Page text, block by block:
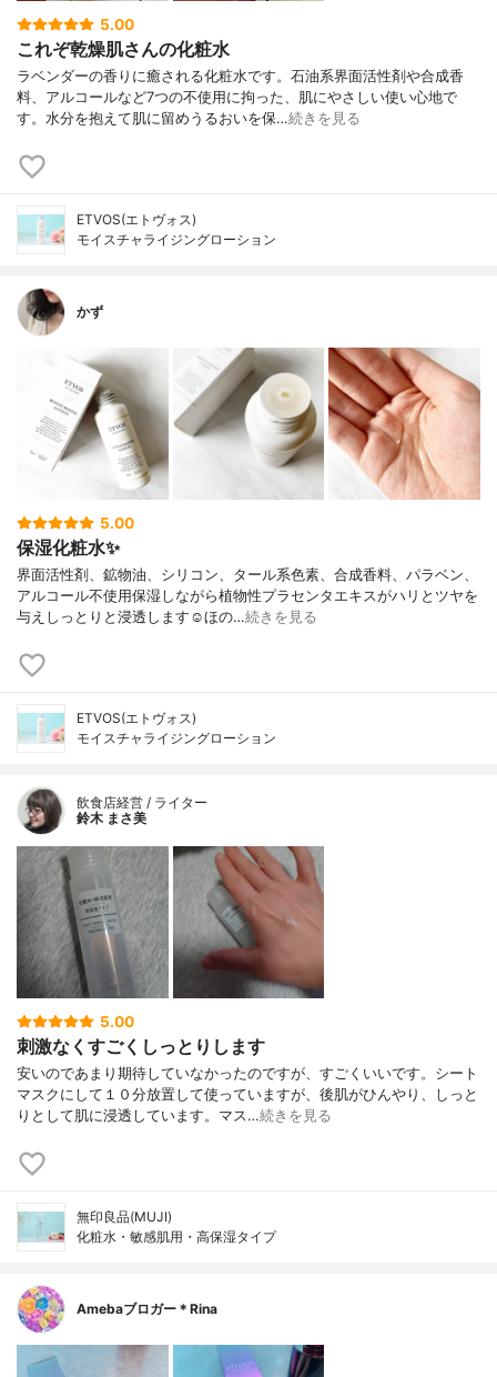
5.00
これぞ乾燥肌さんの化粧水
ラベンダーの香りに癒される化粧水です。石油系界面活性剤や合成香
料、アルコールなど7つの不使用に拘った、肌にやさしい使い心地で
す。水分を抱えて肌に留めうるおいを保…続きを見る
ETVOS(エトヴォス)
モイスチャライジングローション
かず
5.00
保湿化粧水✨
界面活性剤、鉱物油、シリコン、タール系色素、合成香料、パラベン、
アルコール不使用保湿しながら植物性プラセンタエキスがハリとツヤを
与えしっとりと浸透します☺︎ほの…続きを見る
ETVOS(エトヴォス)
モイスチャライジングローション
飲食店経営 / ライター
鈴木 まさ美
5.00
刺激なくすごくしっとりします
安いのであまり期待していなかったのですが、すごくいいです。シート
マスクにして１０分放置して使っていますが、後肌がひんやり、しっと
りとして肌に浸透しています。マス…続きを見る
無印良品(MUJI)
化粧水・敏感肌用・高保湿タイプ
Amebaブロガー＊Rina